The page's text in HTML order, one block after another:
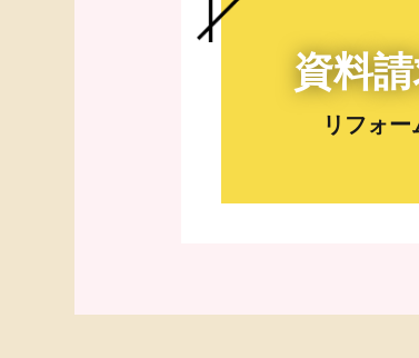
資料
リフォ